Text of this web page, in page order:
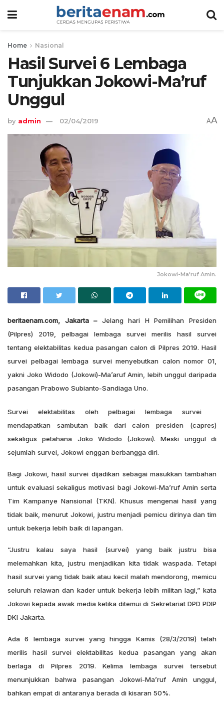
Home Nasional
Hasil Survei 6 Lembaga
Tunjukkan Jokowi-Ma’ruf
Unggul
by admin 02/04/2019 AA
Jokowi-Ma'ruf Amin.
beritaenam.com, Jakarta –Jelang hari H Pemilihan Presiden
(Pilpres) 2019, pelbagai lembaga survei merilis hasil survei
tentang elektabilitas kedua pasangan calon di Pilpres 2019. Hasil
survei pelbagai lembaga survei menyebutkan calon nomor 01,
yakni Joko Widodo (Jokowi)-Ma’aruf Amin, lebih unggul daripada
pasangan Prabowo Subianto-Sandiaga Uno.
Survei elektabilitas oleh pelbagai lembaga survei
mendapatkan sambutan baik dari calon presiden (capres)
sekaligus petahana Joko Widodo (Jokowi). Meski unggul di
sejumlah survei, Jokowi enggan berbangga diri.
Bagi Jokowi, hasil survei dijadikan sebagai masukkan tambahan
untuk evaluasi sekaligus motivasi bagi Jokowi-Ma’ruf Amin serta
Tim Kampanye Nansional (TKN). Khusus mengenai hasil yang
tidak baik, menurut Jokowi, justru menjadi pemicu dirinya dan tim
untuk bekerja lebih baik di lapangan.
“Justru kalau saya hasil (survei) yang baik justru bisa
melemahkan kita, justru menjadikan kita tidak waspada. Tetapi
hasil survei yang tidak baik atau kecil malah mendorong, memicu
seluruh relawan dan kader untuk bekerja lebih militan lagi,” kata
Jokowi kepada awak media ketika ditemui di Sekretariat DPD PDIP
DKI Jakarta.
Ada 6 lembaga survei yang hingga Kamis (28/3/2019) telah
merilis hasil survei elektabilitas kedua pasangan yang akan
berlaga di Pilpres 2019. Kelima lembaga survei tersebut
menunjukkan bahwa pasangan Jokowi-Ma’ruf Amin unggul,
bahkan empat di antaranya berada di kisaran 50%.